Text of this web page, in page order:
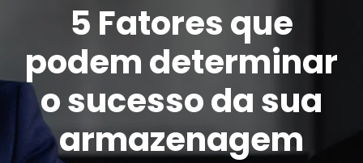
5 Fatores que
podem determinar
o sucesso da sua
armazenagem